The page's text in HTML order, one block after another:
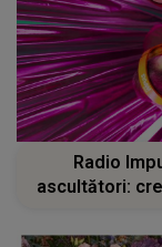
Radio
ascultători: